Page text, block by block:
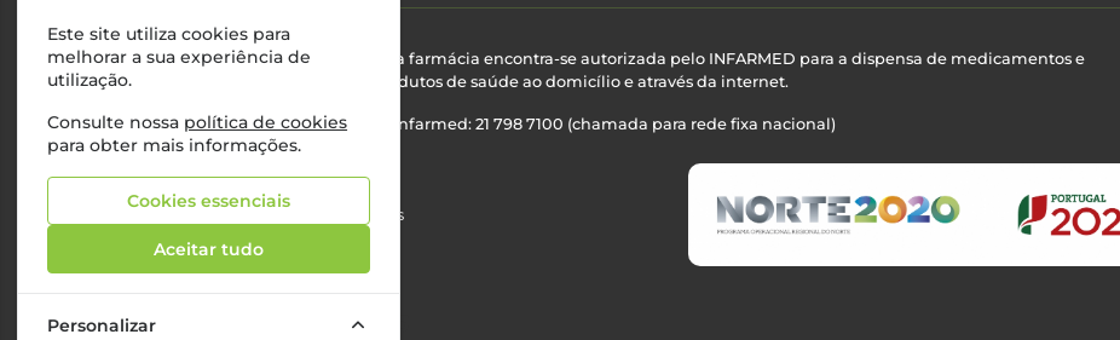
Esta farmácia encontra-se autorizada pelo INFARMED para a dispensa de medicamentos e
produtos de saúde ao domicílio e através da internet.
Nº Infarmed: 21 798 7100 (chamada para rede fixa nacional)
©2026 Todos os direitos reservados
Este site utiliza cookies para
melhorar a sua experiência de
utilização.
Consulte nossa política de cookies
para obter mais informações.
Cookies essenciais
Aceitar tudo
Personalizar